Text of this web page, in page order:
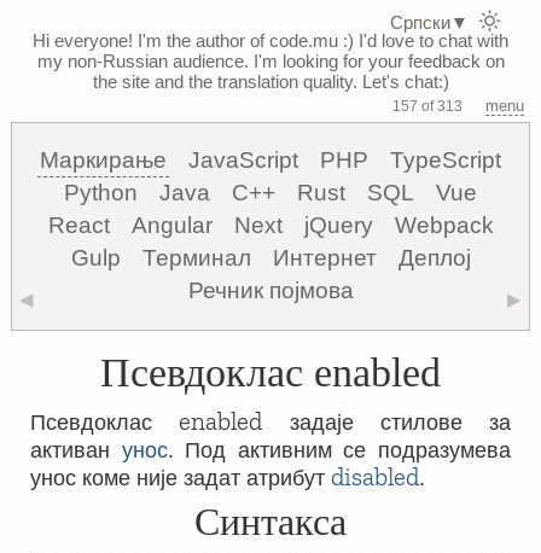
Hi everyone! I'm the author of code.mu :) I'd love to chat with
my non-Russian audience. I'm looking for your feedback on
the site and the translation quality. Let's chat:)
157 of 313 menu
Маркирање JavaScript PHP
TypeScript
Python
Java C++ Rust SQL
Vue
React
Angular Next jQuery
Webpack
Gulp
Терминал Интернет
Деплој
Речник појмова
◀ ▶
Псевдоклас enabled
Псевдоклас enabledзадаје стилове за
активан унос. Под активним се подразумева
унос коме није задат атрибут disabled.
Синтакса
Српски▼